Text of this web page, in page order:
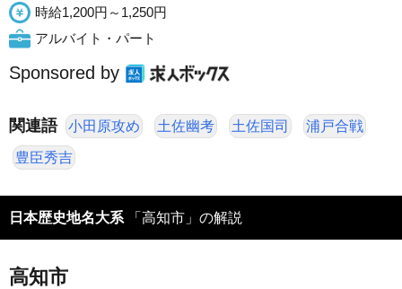
時給1,200円～1,250円
アルバイト・パート
Sponsored by
関連語 小田原攻め 土佐幽考 土佐国司 浦戸合戦
豊臣秀吉
日本歴史地名大系 「高知市」の解説
高知市